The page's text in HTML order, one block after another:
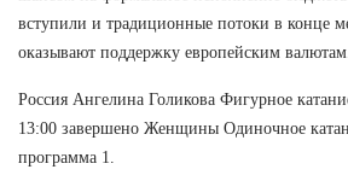
вступили и традиционные потоки в конце
оказывают поддержку европейским валютам.
Россия Ангелина Голикова Фигурное
13:00 завершено Женщины Одиночное
программа 1.